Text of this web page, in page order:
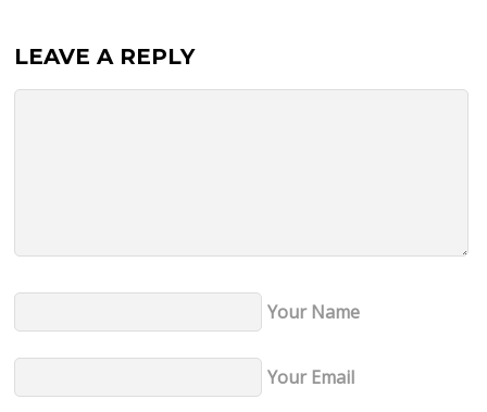
LEAVE A REPLY
Your Name
Your Email